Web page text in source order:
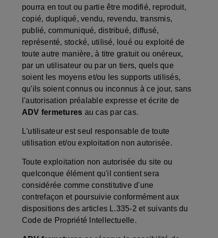
pourra en tout ou partie être modifié, reproduit,
copié, dupliqué, vendu, revendu, transmis,
publié, communiqué, distribué, diffusé,
représenté, stocké, utilisé, loué ou exploité de
toute autre manière, à titre gratuit ou onéreux,
par un utilisateur ou par un tiers, quels que
soient les moyens et/ou les supports utilisés,
qu'ils soient connus ou inconnus à ce jour, sans
l'autorisation préalable expresse et écrite de
ADV fermetures au cas par cas.
L'utilisateur est seul responsable de toute
utilisation et/ou exploitation non autorisée.
Toute exploitation non autorisée du site ou
quelconque élément qu'il contient sera
considérée comme constitutive d'une
contrefaçon et poursuivie conformément aux
dispositions des articles L.335-2 et suivants du
Code de Propriété Intellectuelle.